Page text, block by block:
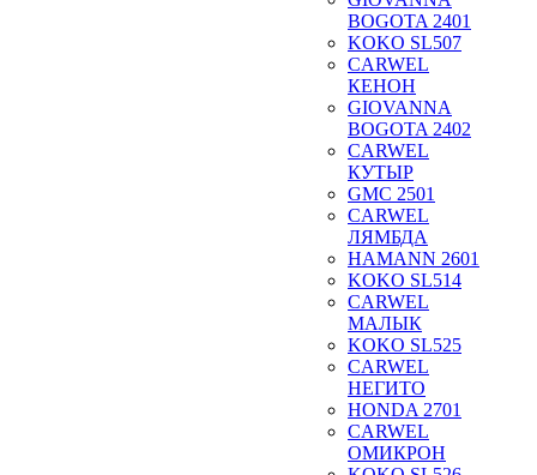
BOGOTA 2401
KOKO SL507
CARWEL
КЕНОН
GIOVANNA
BOGOTA 2402
CARWEL
КУТЫР
GMC 2501
CARWEL
ЛЯМБДА
HAMANN 2601
KOKO SL514
CARWEL
МАЛЫК
KOKO SL525
CARWEL
НЕГИТО
HONDA 2701
CARWEL
ОМИКРОН